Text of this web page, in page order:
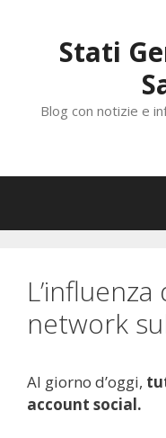
contenutoStati
Blog con notizie e
network
Al giorno d’oggi,
account social.